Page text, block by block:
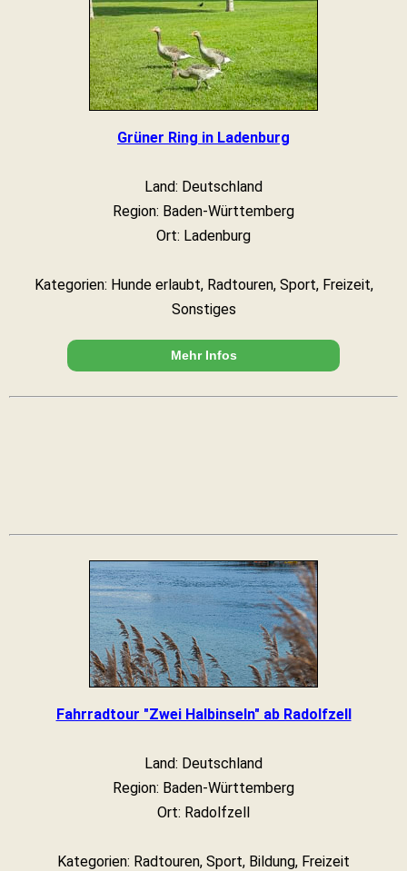
Grüner Ring in Ladenburg
Land: Deutschland
Region: Baden-Württemberg
Ort: Ladenburg
Kategorien: Hunde erlaubt, Radtouren, Sport, Freizeit,
Sonstiges
Mehr Infos
Fahrradtour "Zwei Halbinseln" ab Radolfzell
Land: Deutschland
Region: Baden-Württemberg
Ort: Radolfzell
Kategorien: Radtouren, Sport, Bildung, Freizeit